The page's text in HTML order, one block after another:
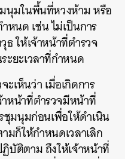
มในพื้นที่หวงห้าม หรือ
นด เช่น ไม่เป็นการ
ให้เจ้าหน้าที่ตำรวจ
ยะเวลาที่กําหนด
เห็นว่า เมื่อเกิดการ
หน้าที่ตำรวจมีหน้าที่
ชุมนุมก่อนเพื่อให้ดำเนิน
มก็ให้กำหนดเวลาเลิก
บัติตาม ถึงให้เจ้าหน้าที่